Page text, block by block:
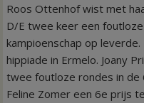
Roos Ottenhof wist met
D/E twee keer een
kampioenschap op
hippiade in Ermelo. Joany
twee foutloze rondes in de
Feline Zomer een 6e prijs